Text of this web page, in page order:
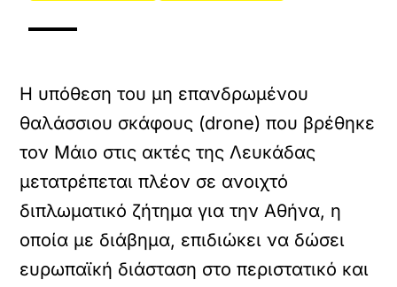
Η υπόθεση του μη επανδρωμένου
θαλάσσιου σκάφους (drone) που βρέθηκε
τον Μάιο στις ακτές της Λευκάδας
μετατρέπεται πλέον σε ανοιχτό
διπλωματικό ζήτημα για την Αθήνα, η
οποία με διάβημα, επιδιώκει να δώσει
ευρωπαϊκή διάσταση στο περιστατικό και